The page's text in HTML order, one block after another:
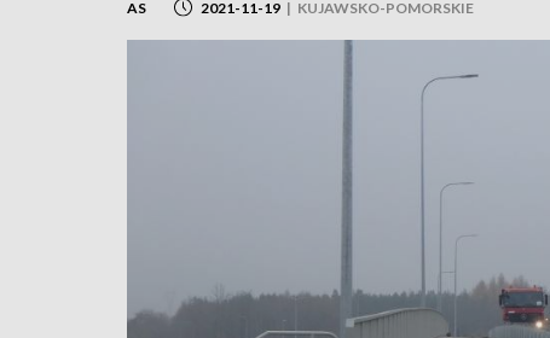
AS 2021-11-19 | KUJAWSKO-POMORSKIE